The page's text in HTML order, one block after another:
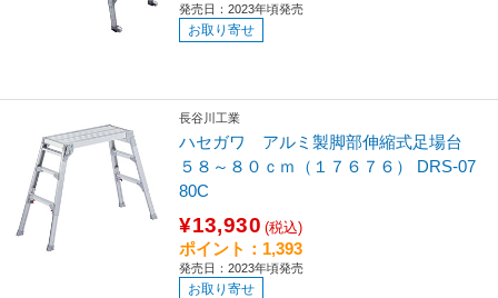
発売日：2023年頃発売
お取り寄せ
長谷川工業
ハセガワ アルミ製脚部伸縮式足場台
５８～８０ｃｍ（１７６７６） DRS-07
80C
¥13,930 (税込)
ポイント：1,393
発売日：2023年頃発売
お取り寄せ